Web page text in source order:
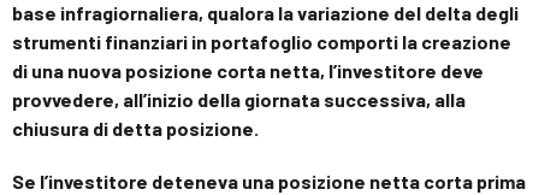
base infragiornaliera, qualora la variazione del delta degli
strumenti finanziari in portafoglio comporti la creazione
di una nuova posizione corta netta, l’investitore deve
provvedere, all’inizio della giornata successiva, alla
chiusura di detta posizione.
Se l’investitore deteneva una posizione netta corta prima